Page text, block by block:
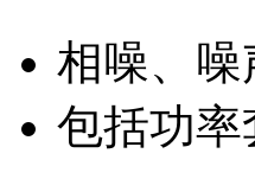
相噪、噪
包括功率